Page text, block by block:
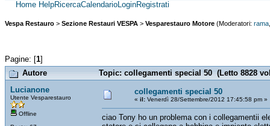
Home HelpRicercaCalendarioLoginRegistrati
Vespa Restauro > Sezione Restauri VESPA > Vesparestauro Motore (Moderatori: rama
Pagine: [1]
Autore
Topic: collegamenti special 50 (Letto 8828
Lucianone
Utente Vesparestauro
Offline
collegamenti special 50
« il: Venerdì 28/Settembre/2012 17:45:58 pm »
ciao Tony ho un problema con i collegamentii